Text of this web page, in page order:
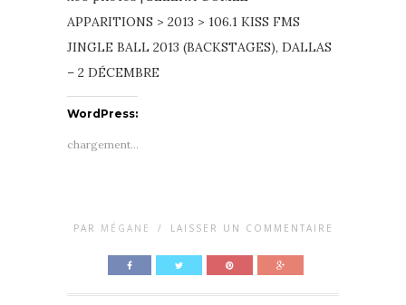
APPARITIONS > 2013 > 106.1 KISS FMS
JINGLE BALL 2013 (BACKSTAGES), DALLAS
– 2 DÉCEMBRE
WordPress:
chargement…
PAR MÉGANE / LAISSER UN COMMENTAIRE